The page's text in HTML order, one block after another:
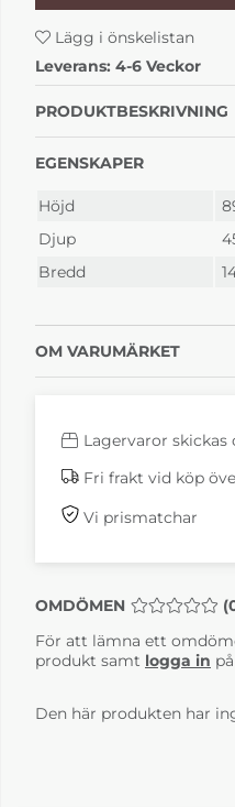
Lägg i önskelistan
Leverans: 4-6 Veckor
PRODUKTBESKRIVNING
EGENSKAPER
Höjd
Djup
Bredd
OM VARUMÄRKET
Lagervaror skickas
Fri frakt vid köp
Vi prismatchar
OMDÖMEN (
För att lämna ett
produkt samt logga in
Den här produkten har